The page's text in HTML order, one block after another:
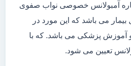
آمبولانس خصوصی نواب صفوی
حمل بیمار می باشد که این مورد در
و آموزش پزشکی می باشد. که با
تعیین می شود.